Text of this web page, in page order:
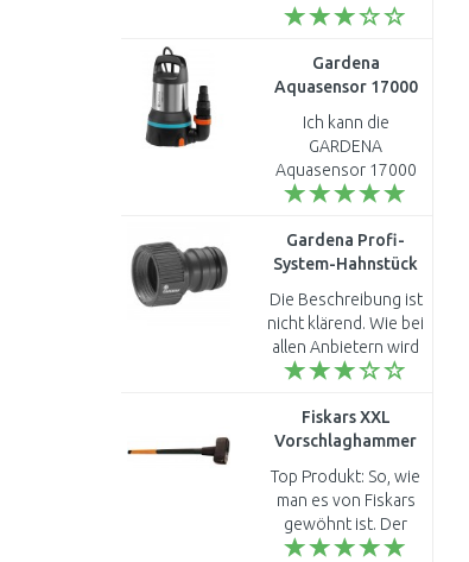
Gardena
Aquasensor 17000
Klarwasser-
Tauchpumpe,
Tauch-/Druckpumpe
750W, 17 000l/h,
9036-61
Ich kann die
GARDENA
Aquasensor 17000
Klarwasser-
61, sehr empfehlen!!
Die habe ich seit dem
20 Juli 2021. Habe
mir diese ..
Gardena Profi-
System-Hahnstück
1/2" auf 3/4´´ ,
2801-20
Die Beschreibung ist
nicht klärend. Wie bei
allen Anbietern wird
nicht angegenen ob
Verschluss um 16mm
1/2 zoll oder 1..
Fiskars XXL
Vorschlaghammer
90cm, 6130g
(120028) 1001618
Top Produkt: So, wie
man es von Fiskars
gewöhnt ist. Der
Mehrpreis